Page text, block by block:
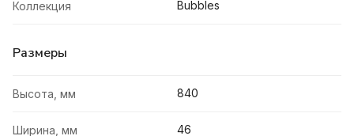
Коллекция Bubbles
Размеры
Высота, мм 840
Ширина, мм 46